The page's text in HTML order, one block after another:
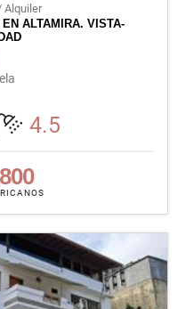
Alquiler
ALTAMIRA. VISTA-
4.5